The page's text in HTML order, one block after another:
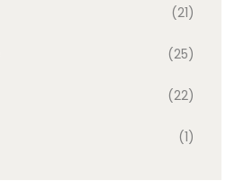
(21)
(25)
(22)
(1)